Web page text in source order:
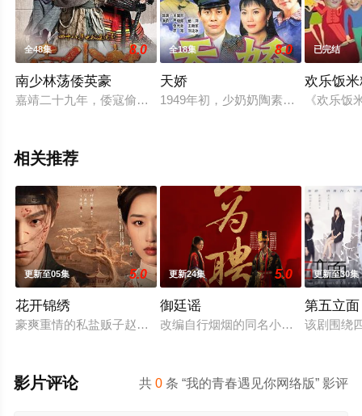
步至豆瓣电视剧、电视猫或剧情网等平台了解。
全48集 8.0
南少林荡倭英豪
嘉靖二十九年，倭寇偷袭西安寺。石井镖局总镖头林钦的三个儿
全18集 8.0
天娇
1949年初，少奶奶陶素兰（严晓频
已完结
欢乐饭
《欢乐饭
相关推荐
更新至05集 5.0
花开锦绣
豪爽重情的私盐贩子赵凌虽出身草莽，却心怀壮志，他结识了遭
更新24集 5.0
御廷谣
改编自行烟烟的同名小说。孟廷辉，
更新至30集
第五立面
该剧围绕
共0 条 “我的青春遇见你网络版” 影评
影片评论